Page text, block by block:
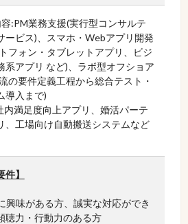
:PM業務支援(実行型コンサルテ
ービス)、スマホ・Webアプリ開発
フォン・タブレットアプリ、ビジ
系アプリ など)、ラボ型オフショア
の要件定義工程から総合テスト・
導入まで)
内満足度向上アプリ、婚活パーテ
、工場向け自動搬送システムなど
件】
興味がある方、誠実な対応ができ
聴力・行動力のある方